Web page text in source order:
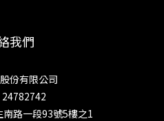
我們
份有限公司
路一段93號5樓之1